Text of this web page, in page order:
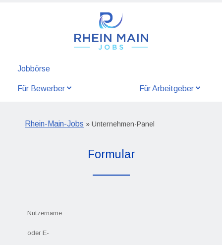
Jobbörse
Für Bewerber Für Arbeitgeber
Rhein-Main-Jobs » Unternehmen-Panel
Formular
Nutzername
oder E-